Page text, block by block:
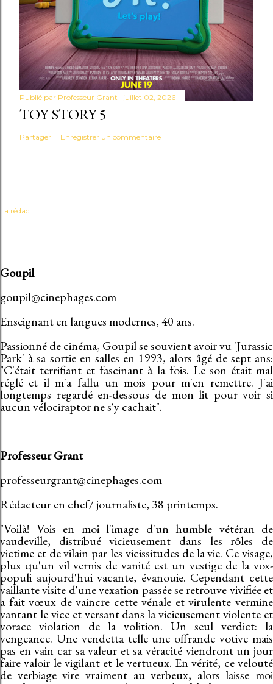
Publié par Professeur Grant juillet 02, 2026
TOY STORY 5
Partager Enregistrer un commentaire
La rédac
Goupil
goupil@cinephages.com
Enseignant en langues modernes, 40 ans.
Passionné de cinéma, Goupil se souvient avoir vu 'Jurassic
Park' à sa sortie en salles en 1993, alors âgé de sept ans:
"C'était terrifiant et fascinant à la fois. Le son était mal
réglé et il m'a fallu un mois pour m'en remettre. J'ai
longtemps regardé en-dessous de mon lit pour voir si
aucun vélociraptor ne s'y cachait".
Professeur Grant
professeurgrant@cinephages.com
Rédacteur en chef/ journaliste, 38 printemps.
"Voilà! Vois en moi l'image d'un humble vétéran de
vaudeville, distribué vicieusement dans les rôles de
victime et de vilain par les vicissitudes de la vie. Ce visage,
plus qu'un vil vernis de vanité est un vestige de la vox-
populi aujourd'hui vacante, évanouie. Cependant cette
vaillante visite d'une vexation passée se retrouve vivifiée et
a fait vœux de vaincre cette vénale et virulente vermine
vantant le vice et versant dans la vicieusement violente et
vorace violation de la volition. Un seul verdict: la
vengeance. Une vendetta telle une offrande votive mais
pas en vain car sa valeur et sa véracité viendront un jour
faire valoir le vigilant et le vertueux. En vérité, ce velouté
de verbiage vire vraiment au verbeux, alors laisse moi